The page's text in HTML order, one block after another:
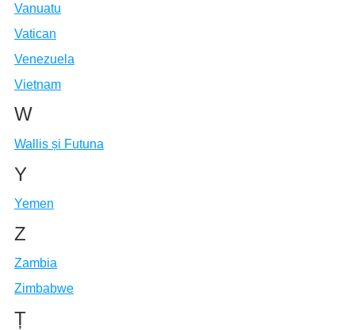
Vanuatu
Vatican
Venezuela
Vietnam
W
Wallis și Futuna
Y
Yemen
Z
Zambia
Zimbabwe
Ț